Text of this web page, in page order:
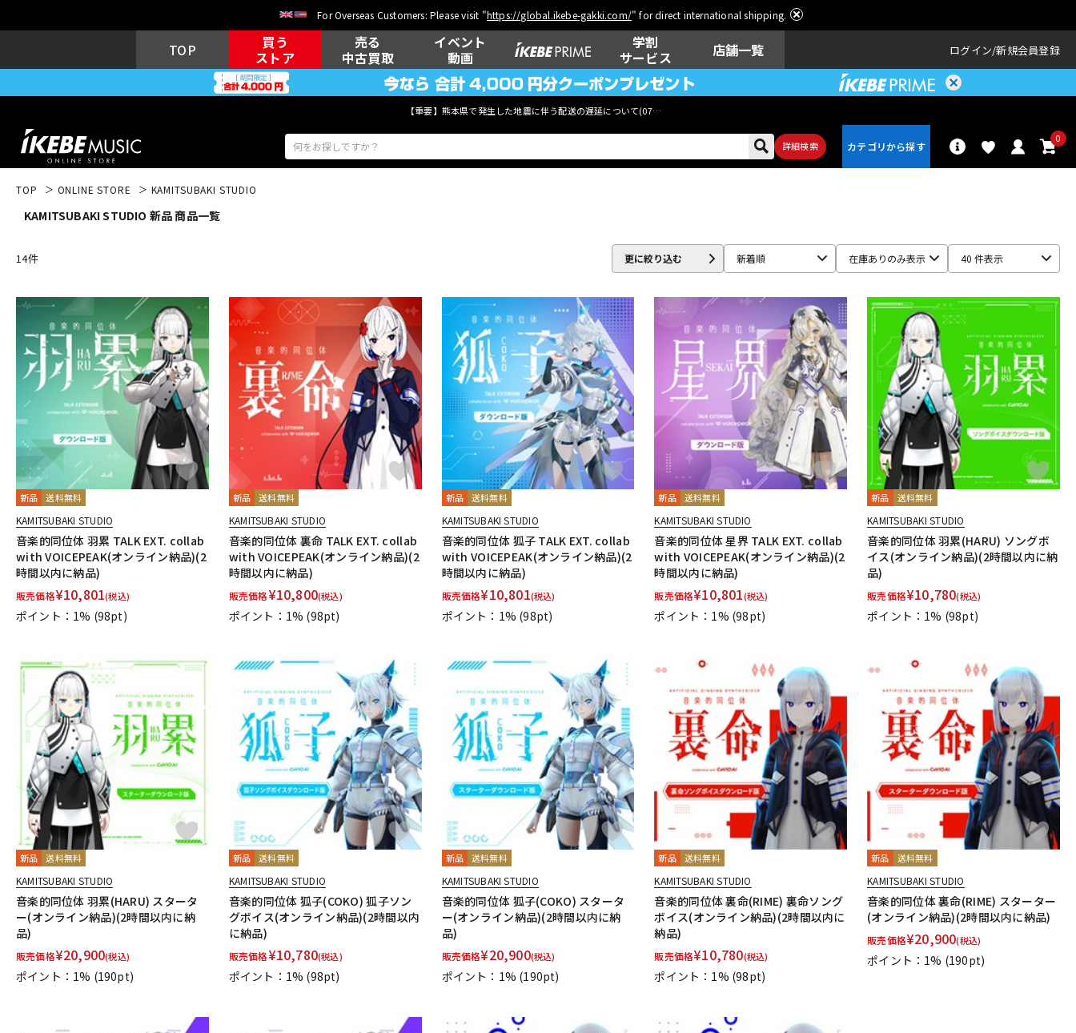
For Overseas Customers: Please visit "https://global.ikebe-gakki.com/" for direct international shipping.
TOP
買う
ストア
売る
中古買取
イベント
動画
学割
サービス
店舗一覧 ログイン 新規会員登録
【重要】熊本県で発生した地震に伴う配送の遅延について(07月29日
詳細検索
0
エレキギター
キーボード 電子ピアノ 管楽器 その他楽器 アンプ エフェクター
DJ機器 DTM DTM オンラ
イン納品
レコーディン
グ機器
配信/ライブ
機器
楽器アクセサ
リ
中古 ヴィンテージ
TOP ONLINE STORE KAMITSUBAKI STUDIO
KAMITSUBAKI STUDIO 新品 商品一覧
14件 更に絞り込む 新着順 在庫ありのみ表示 40 件表示
新品 送料無料
KAMITSUBAKI STUDIO
音楽的同位体 羽累 TALK EXT. collab
with VOICEPEAK(オンライン納品)(2
時間以内に納品)
販売価格¥10,801(税込)
ポイント：1% (98pt)
新品 送料無料
KAMITSUBAKI STUDIO
音楽的同位体 裏命 TALK EXT. collab
with VOICEPEAK(オンライン納品)(2
時間以内に納品)
販売価格¥10,800(税込)
ポイント：1% (98pt)
新品 送料無料
KAMITSUBAKI STUDIO
音楽的同位体 狐子 TALK EXT. collab
with VOICEPEAK(オンライン納品)(2
時間以内に納品)
販売価格¥10,801(税込)
ポイント：1% (98pt)
新品 送料無料
KAMITSUBAKI STUDIO
音楽的同位体 星界 TALK EXT. collab
with VOICEPEAK(オンライン納品)(2
時間以内に納品)
販売価格¥10,801(税込)
ポイント：1% (98pt)
新品 送料無料
KAMITSUBAKI STUDIO
音楽的同位体 羽累(HARU) ソングボ
イス(オンライン納品)(2時間以内に納
品)
販売価格¥10,780(税込)
ポイント：1% (98pt)
新品 送料無料
KAMITSUBAKI STUDIO
音楽的同位体 羽累(HARU) スタータ
ー(オンライン納品)(2時間以内に納
品)
販売価格¥20,900(税込)
ポイント：1% (190pt)
新品 送料無料
KAMITSUBAKI STUDIO
音楽的同位体 狐子(COKO) 狐子ソン
グボイス(オンライン納品)(2時間以内
に納品)
販売価格¥10,780(税込)
ポイント：1% (98pt)
新品 送料無料
KAMITSUBAKI STUDIO
音楽的同位体 狐子(COKO) スタータ
ー(オンライン納品)(2時間以内に納
品)
販売価格¥20,900(税込)
ポイント：1% (190pt)
新品 送料無料
KAMITSUBAKI STUDIO
音楽的同位体 裏命(RIME) 裏命ソング
ボイス(オンライン納品)(2時間以内に
納品)
販売価格¥10,780(税込)
ポイント：1% (98pt)
新品 送料無料
KAMITSUBAKI STUDIO
音楽的同位体 裏命(RIME) スターター
(オンライン納品)(2時間以内に納品)
販売価格¥20,900(税込)
ポイント：1% (190pt)